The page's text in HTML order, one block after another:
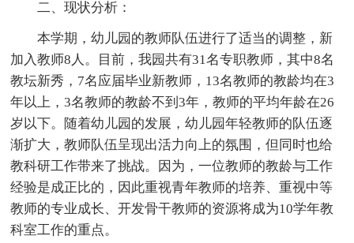
二、现状分析：
本学期，幼儿园的教师队伍进行了适当的调整，新
加入教师8人。目前，我园共有31名专职教师，其中8名
教坛新秀，7名应届毕业新教师，13名教师的教龄均在3
年以上，3名教师的教龄不到3年，教师的平均年龄在26
岁以下。随着幼儿园的发展，幼儿园年轻教师的队伍逐
渐扩大，教师队伍呈现出活力向上的氛围，但同时也给
教科研工作带来了挑战。因为，一位教师的教龄与工作
经验是成正比的，因此重视青年教师的培养、重视中等
教师的专业成长、开发骨干教师的资源将成为10学年教
科室工作的重点。